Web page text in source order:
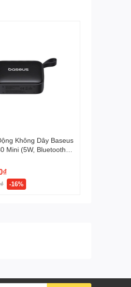
Không Dây Baseus
Mini (5W, Bluetooth
-16%